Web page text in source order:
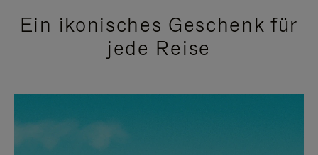
Ein ikonisches Geschenk für
jede Reise